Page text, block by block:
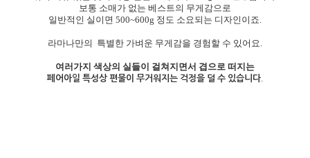
보통 소매가 없는 베스트의 무게감으로
일반적인 실이면 500~600g 정도 소요되는 디자인이죠.
라마나만의 특별한 가벼운 무게감을 경험할 수 있어요.
여러가지 색상의 실들이 걸쳐지면서 겹으로 떠지는
페어아일 특성상 편물이 무거워지는 걱정을 덜 수 있습니다.